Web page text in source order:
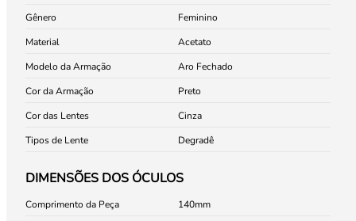
Gênero
Feminino
Material
Acetato
Modelo da Armação
Aro Fechado
Cor da Armação
Preto
Cor das Lentes
Cinza
Tipos de Lente
Degradê
DIMENSÕES DOS ÓCULOS
Comprimento da Peça
140